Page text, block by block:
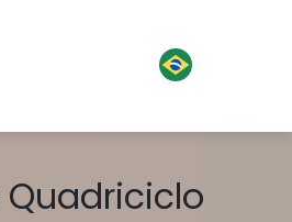
Quadriciclo